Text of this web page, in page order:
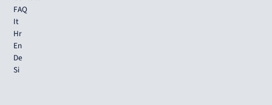
FAQ
It
Hr
En
De
Si